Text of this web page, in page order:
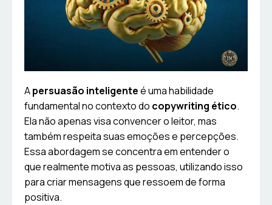
Apersuasão inteligenteé uma habilidade
fundamental no contexto do copywriting ético.
Ela não apenas visa convencer o leitor, mas
também respeita suas emoções e percepções.
Essa abordagem se concentra em entender o
que realmente motiva as pessoas, utilizando isso
para criar mensagens que ressoem de forma
positiva.